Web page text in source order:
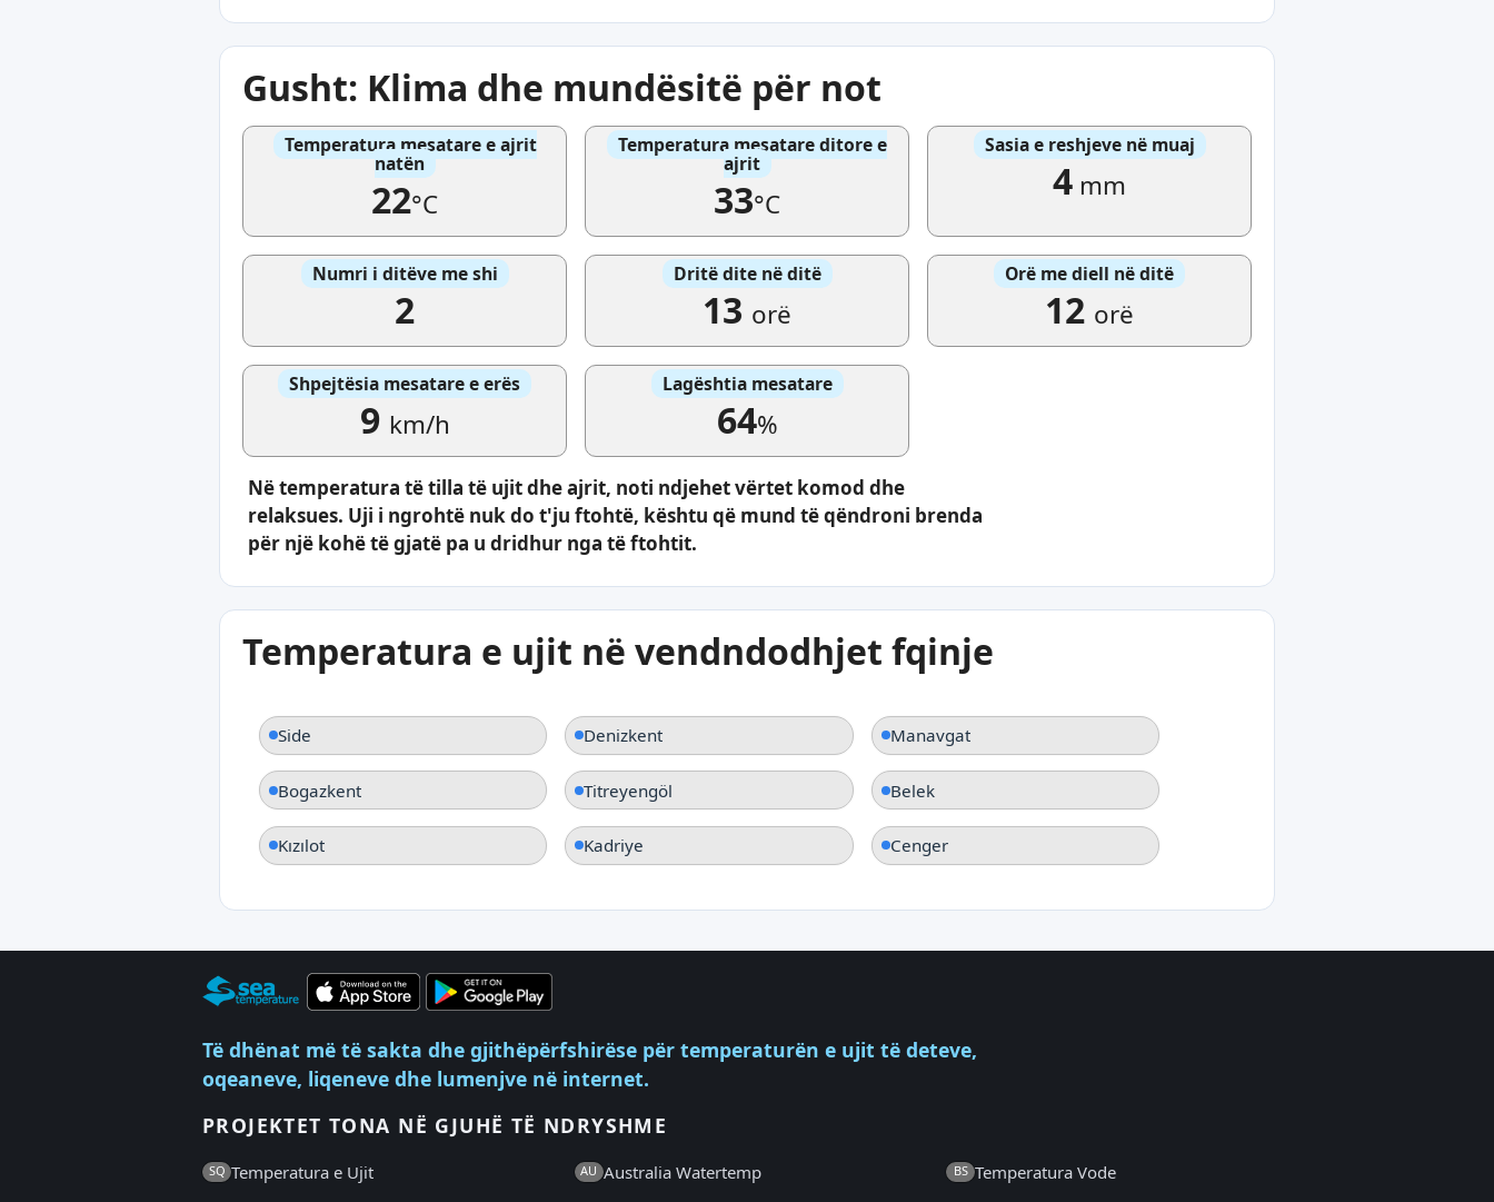
Gusht: Klima dhe mundësitë për not
Temperatura mesatare e ajrit
natën
22°C
Temperatura mesatare ditore e
ajrit
33°C
Sasia e reshjeve në muaj
4 mm
Numri i ditëve me shi
2
Dritë dite në ditë
13 orë
Orë me diell në ditë
12 orë
Shpejtësia mesatare e erës
9 km/h
Lagështia mesatare
64%
Në temperatura të tilla të ujit dhe ajrit, noti ndjehet vërtet komod dhe
relaksues. Uji i ngrohtë nuk do t'ju ftohtë, kështu që mund të qëndroni brenda
për një kohë të gjatë pa u dridhur nga të ftohtit.
Temperatura e ujit në vendndodhjet fqinje
Side Denizkent Manavgat
Bogazkent Titreyengöl Belek
Kızılot Kadriye Cenger
Të dhënat më të sakta dhe gjithëpërfshirëse për temperaturën e ujit të deteve,
oqeaneve, liqeneve dhe lumenjve në internet.
PROJEKTET TONA NË GJUHË TË NDRYSHME
SQ Temperatura e Ujit AU Australia Watertemp BS Temperatura Vode